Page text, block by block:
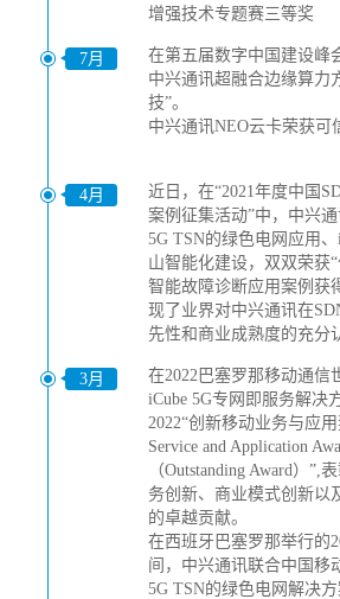
增强技术专题赛三等奖
7月
在第五届数字中国建设峰
中兴通讯超融合边缘算力
技”。
中兴通讯NEO云卡荣获可
4月
近日，在“2021年度中国
案例征集活动”中，中兴
5G TSN的绿色电网应用
山智能化建设，双双荣获
智能故障诊断应用案例获
现了业界对中兴通讯在
先性和商业成熟度的充分
3月
在2022巴塞罗那移动通信
iCube 5G专网即服务解决
2022“创新移动业务与应
Service and Application
（Outstanding Award）”,
务创新、商业模式创新以
的卓越贡献。
在西班牙巴塞罗那举行的
间，中兴通讯联合中国移
5G TSN的绿色电网解决